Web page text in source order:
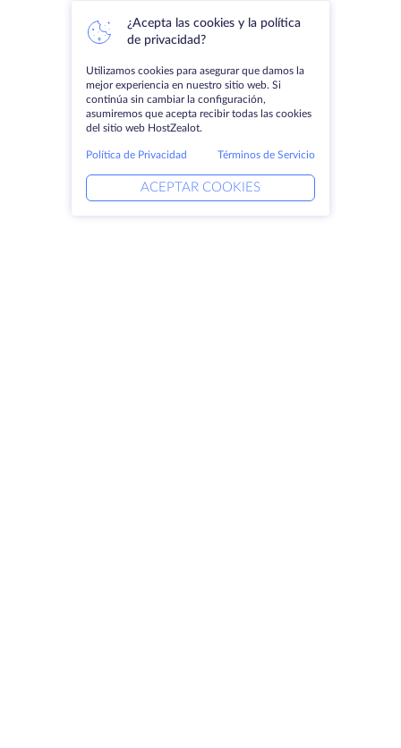
¿Acepta las cookies y la política
de privacidad?
Utilizamos cookies para asegurar que damos la
mejor experiencia en nuestro sitio web. Si
continúa sin cambiar la configuración,
asumiremos que acepta recibir todas las cookies
del sitio web HostZealot.
Política de Privacidad Términos de Servicio
ACEPTAR COOKIES